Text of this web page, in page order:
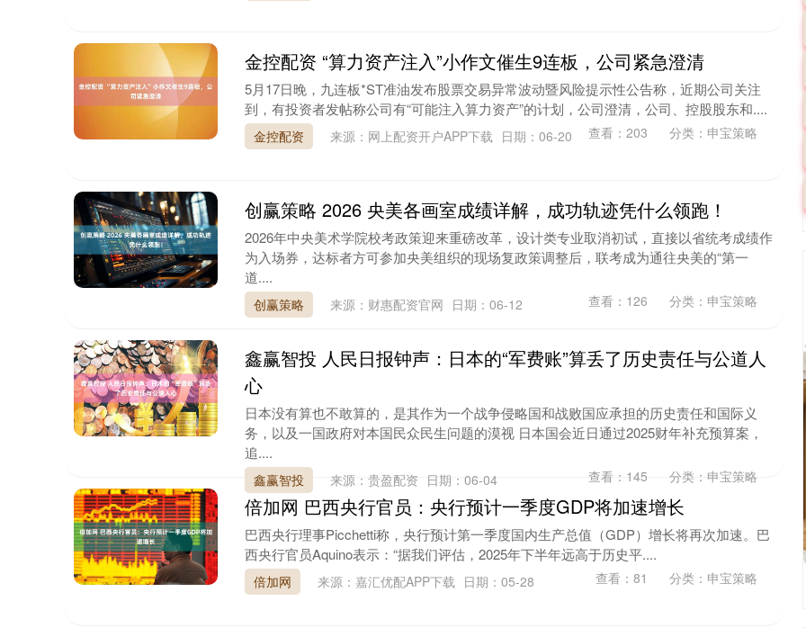
金控配资 “算力资产注入”小作文催生9连板，公司紧急澄清
5月17日晚，九连板*ST准油发布股票交易异常波动暨风险提示性公告称，近期公司关注
到，有投资者发帖称公司有“可能注入算力资产”的计划，公司澄清，公司、控股股东和....
金控配资 来源：网上配资开户APP下载 日期：06-20 查看： 203 分类： 申宝策略
创赢策略 2026 央美各画室成绩详解，成功轨迹凭什么领跑！
2026年中央美术学院校考政策迎来重磅改革，设计类专业取消初试，直接以省统考成绩作
为入场券，达标者方可参加央美组织的现场复政策调整后，联考成为通往央美的“第一
道....
创赢策略 来源：财惠配资官网 日期：06-12 查看： 126 分类： 申宝策略
鑫赢智投 人民日报钟声：日本的“军费账”算丢了历史责任与公道人
心
日本没有算也不敢算的，是其作为一个战争侵略国和战败国应承担的历史责任和国际义
务，以及一国政府对本国民众民生问题的漠视 日本国会近日通过2025财年补充预算案，
追....
鑫赢智投 来源：贵盈配资 日期：06-04 查看： 145 分类： 申宝策略
倍加网 巴西央行官员：央行预计一季度GDP将加速增长
巴西央行理事Picchetti称，央行预计第一季度国内生产总值（GDP）增长将再次加速。巴
西央行官员Aquino表示：“据我们评估，2025年下半年远高于历史平....
倍加网 来源：嘉汇优配APP下载 日期：05-28 查看： 81 分类： 申宝策略